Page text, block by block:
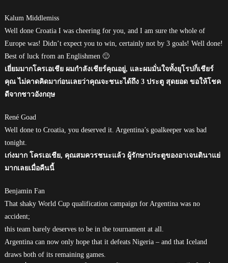
Kalum Middlemiss
Well done Croatia I was cheering for you, and I am sure the whole of
Europe was! Didn’t expect you to win, certainly not by 3 goals! Well done!
Best of luck from an Englishmen 🙂
เยี่ยมมากโครเอเชีย ผมกำลังเชียร์คุณอยู่, และผมมั่นใจทั้งยุโรปก็เชียร์
คุณ ไม่คาดคิดมาก่อนเลยว่าคุณจะชนะได้ถึง 3 ประตู สุดยอด ขอให้โชค
ดีจากชาวอังกฤษ
René Goad
Well done to Croatia, you deserved it. Argentina’s goalkeeper was bad
tonight.
เก่งมาก โครเอเชีย, คุณสมควรชนะแล้ว ผู้รักษาประตูของอาเจนตินาแย่
มากเลยเมื่อคืนนี้
Benjamin Fan
That shaky World Cup qualification campaign for Argentina was no
accident;
this team barely deserves to be in the tournament at all.
Argentina can now only hope that it defeats Nigeria – and that Iceland
draws both of its remaining games.